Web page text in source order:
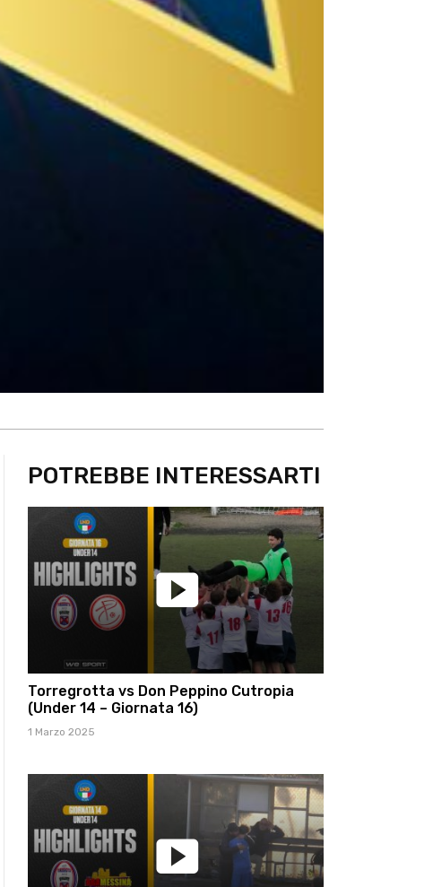
POTREBBE INTERESSARTI
Torregrotta vs Don Peppino Cutropia
(Under 14 – Giornata 16)
1 Marzo 2025